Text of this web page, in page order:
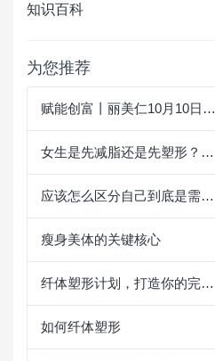
知识百科
为您推荐
赋能创富丨丽美仁10月10日…
女生是先减脂还是先塑形？…
应该怎么区分自己到底是需…
瘦身美体的关键核心
纤体塑形计划，打造你的完…
如何纤体塑形